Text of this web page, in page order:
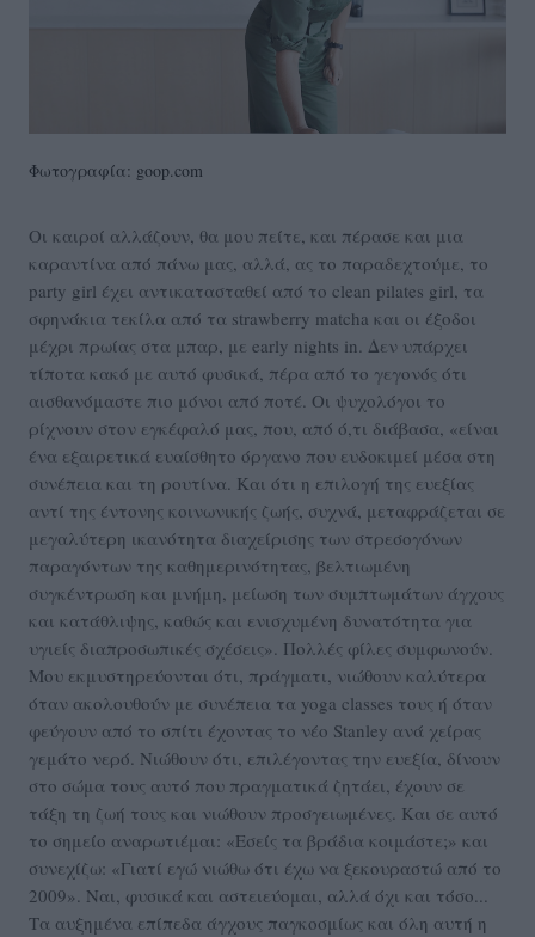
Φωτογραφία: goop.com
Οι καιροί αλλάζουν, θα μου πείτε, και πέρασε και μια
καραντίνα από πάνω μας, αλλά, ας το παραδεχτούμε, το
party girl έχει αντικατασταθεί από το clean pilates girl, τα
σφηνάκια τεκίλα από τα strawberry matcha και οι έξοδοι
μέχρι πρωίας στα μπαρ, με early nights in. Δεν υπάρχει
τίποτα κακό με αυτό φυσικά, πέρα από το γεγονός ότι
αισθανόμαστε πιο μόνοι από ποτέ. Οι ψυχολόγοι το
ρίχνουν στον εγκέφαλό μας, που, από ό,τι διάβασα, «είναι
ένα εξαιρετικά ευαίσθητο όργανο που ευδοκιμεί μέσα στη
συνέπεια και τη ρουτίνα. Και ότι η επιλογή της ευεξίας
αντί της έντονης κοινωνικής ζωής, συχνά, μεταφράζεται σε
μεγαλύτερη ικανότητα διαχείρισης των στρεσογόνων
παραγόντων της καθημερινότητας, βελτιωμένη
συγκέντρωση και μνήμη, μείωση των συμπτωμάτων άγχους
και κατάθλιψης, καθώς και ενισχυμένη δυνατότητα για
υγιείς διαπροσωπικές σχέσεις». Πολλές φίλες συμφωνούν.
Μου εκμυστηρεύονται ότι, πράγματι, νιώθουν καλύτερα
όταν ακολουθούν με συνέπεια τα yoga classes τους ή όταν
φεύγουν από το σπίτι έχοντας το νέο Stanley ανά χείρας
γεμάτο νερό. Νιώθουν ότι, επιλέγοντας την ευεξία, δίνουν
στο σώμα τους αυτό που πραγματικά ζητάει, έχουν σε
τάξη τη ζωή τους και νιώθουν προσγειωμένες. Και σε αυτό
το σημείο αναρωτιέμαι: «Εσείς τα βράδια κοιμάστε;» και
συνεχίζω: «Γιατί εγώ νιώθω ότι έχω να ξεκουραστώ από το
2009». Ναι, φυσικά και αστειεύομαι, αλλά όχι και τόσο...
Τα αυξημένα επίπεδα άγχους παγκοσμίως και όλη αυτή η